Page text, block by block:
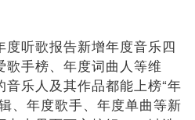
听歌报告新增年度音乐四
手榜、年度词曲人等维
乐人及其作品都能上榜“年
、年度歌手、年度单曲等新